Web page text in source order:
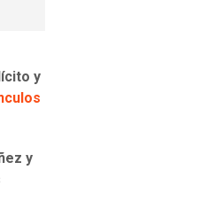
y
y